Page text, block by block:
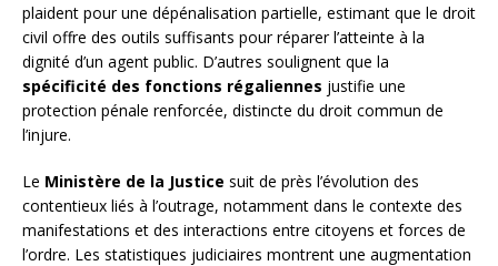
plaident pour une dépénalisation partielle, estimant que le droit
civil offre des outils suffisants pour réparer l’atteinte à la
dignité d’un agent public. D’autres soulignent que la
spécificité des fonctions régaliennes justifie une
protection pénale renforcée, distincte du droit commun de
l’injure.
Le Ministère de la Justice suit de près l’évolution des
contentieux liés à l’outrage, notamment dans le contexte des
manifestations et des interactions entre citoyens et forces de
l’ordre. Les statistiques judiciaires montrent une augmentation